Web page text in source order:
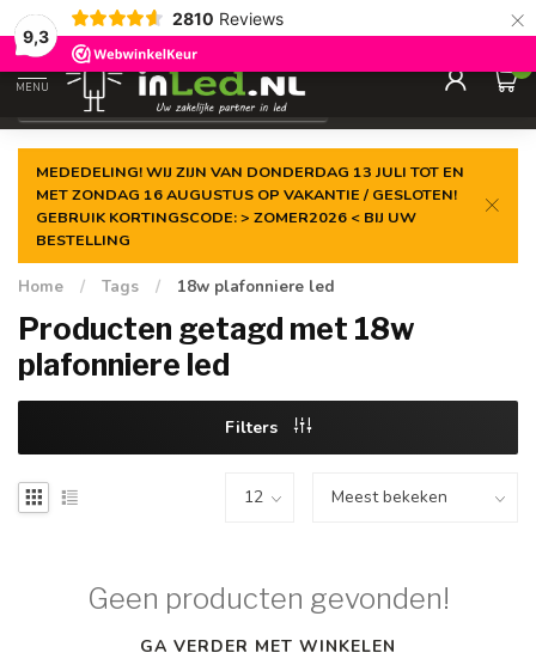
9,3
2810 Reviews ×
Gegarandeerde delaagste prijs
MENU
0
MEDEDELING! WIJ ZIJN VAN DONDERDAG 13 JULI TOT EN
MET ZONDAG 16 AUGUSTUS OP VAKANTIE / GESLOTEN!
GEBRUIK KORTINGSCODE: > ZOMER2026 < BIJ UW
BESTELLING
Home / Tags / 18w plafonniere led
Producten getagd met 18w
plafonniere led
Filters
Geen producten gevonden!
GA VERDER MET WINKELEN